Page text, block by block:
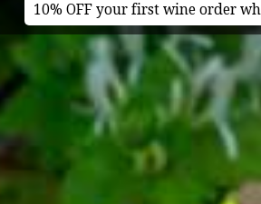
10% OFF your first wine order